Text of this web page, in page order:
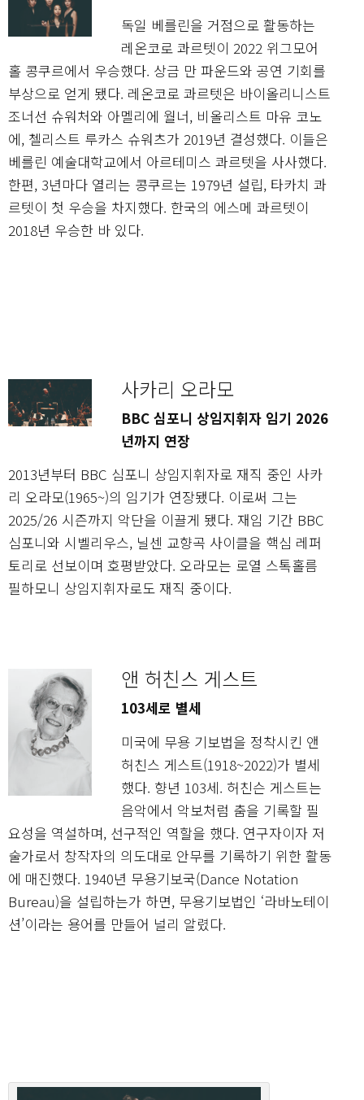
독일 베를린을 거점으로 활동하는
레온코로 콰르텟이 2022 위그모어
홀 콩쿠르에서 우승했다. 상금 만 파운드와 공연 기회를
부상으로 얻게 됐다. 레온코로 콰르텟은 바이올리니스트
조너선 슈워처와 아멜리에 월너, 비올리스트 마유 코노
에, 첼리스트 루카스 슈워츠가 2019년 결성했다. 이들은
베를린 예술대학교에서 아르테미스 콰르텟을 사사했다.
한편, 3년마다 열리는 콩쿠르는 1979년 설립, 타카치 콰
르텟이 첫 우승을 차지했다. 한국의 에스메 콰르텟이
2018년 우승한 바 있다.
사카리 오라모
BBC 심포니 상임지휘자 임기 2026
년까지 연장
2013년부터 BBC 심포니 상임지휘자로 재직 중인 사카
리 오라모(1965~)의 임기가 연장됐다. 이로써 그는
2025/26 시즌까지 악단을 이끌게 됐다. 재임 기간 BBC
심포니와 시벨리우스, 닐센 교향곡 사이클을 핵심 레퍼
토리로 선보이며 호평받았다. 오라모는 로열 스톡홀름
필하모니 상임지휘자로도 재직 중이다.
앤 허친스 게스트
103세로 별세
미국에 무용 기보법을 정착시킨 앤
허친스 게스트(1918~2022)가 별세
했다. 향년 103세. 허친슨 게스트는
음악에서 악보처럼 춤을 기록할 필
요성을 역설하며, 선구적인 역할을 했다. 연구자이자 저
술가로서 창작자의 의도대로 안무를 기록하기 위한 활동
에 매진했다. 1940년 무용기보국(Dance Notation
Bureau)을 설립하는가 하면, 무용기보법인 ‘라바노테이
션’이라는 용어를 만들어 널리 알렸다.